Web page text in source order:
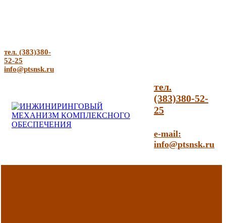
тел. (383)380-
52-25
info@ptsnsk.ru
тел.
(383)380-52-
25
e-mail:
info@ptsnsk.ru